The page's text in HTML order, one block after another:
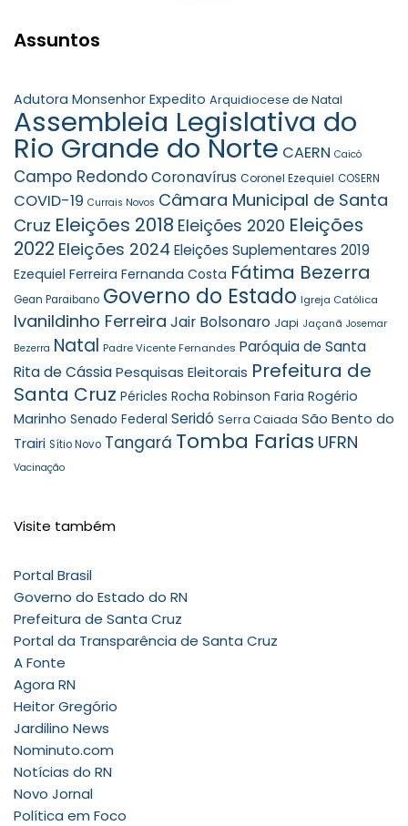
Assuntos
Adutora Monsenhor Expedito Arquidiocese de Natal
Assembleia Legislativa do
Rio Grande do Norte CAERN Caicó
Campo RedondoCoronavírus Coronel Ezequiel COSERN
COVID-19 Currais Novos Câmara Municipal de Santa
Cruz Eleições 2018 Eleições 2020 Eleições
2022 Eleições 2024 Eleições Suplementares 2019
Ezequiel Ferreira Fernanda Costa Fátima Bezerra
Gean Paraibano Governo do Estado Igreja Católica
Ivanildinho Ferreira Jair Bolsonaro Japi Jaçanã Josemar
Bezerra Natal Padre Vicente Fernandes Paróquia de Santa
Rita de CássiaPesquisas Eleitorais Prefeitura de
Santa Cruz Péricles Rocha Robinson Faria Rogério
Marinho Senado Federal Seridó Serra Caiada São Bento do
Trairi Sítio Novo Tangará Tomba Farias UFRN
Vacinação
Visite também
Portal Brasil
Governo do Estado do RN
Prefeitura de Santa Cruz
Portal da Transparência de Santa Cruz
A Fonte
Agora RN
Heitor Gregório
Jardilino News
Nominuto.com
Notícias do RN
Novo Jornal
Política em Foco